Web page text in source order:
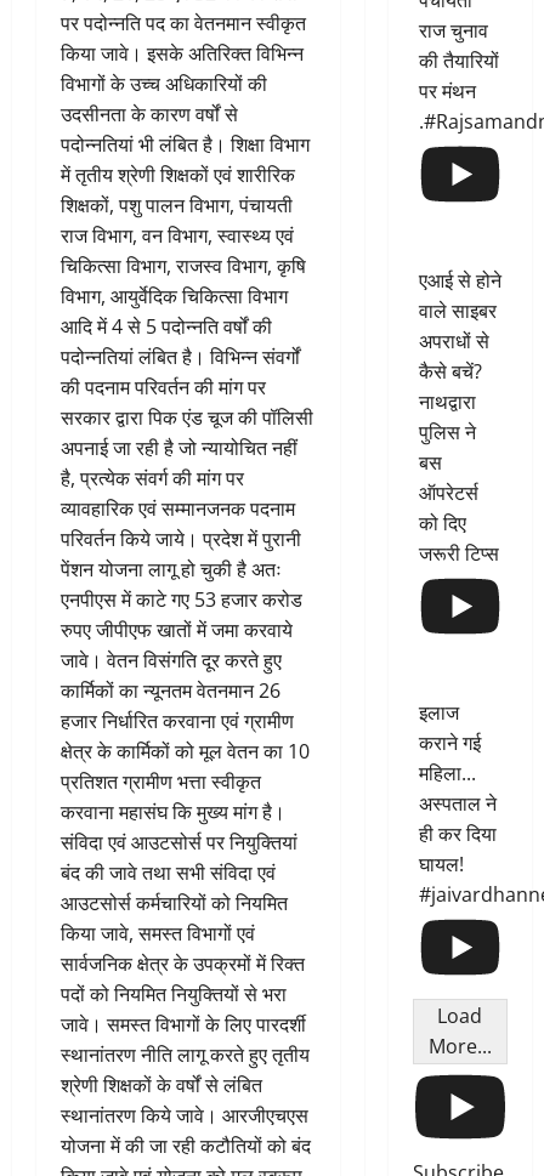
पर पदोन्नति पद का वेतनमान स्वीकृत
किया जावे। इसके अतिरिक्त विभिन्न
विभागों के उच्च अधिकारियों की
उदसीनता के कारण वर्षों से
पदोन्नतियां भी लंबित है। शिक्षा विभाग
में तृतीय श्रेणी शिक्षकों एवं शारीरिक
शिक्षकों, पशु पालन विभाग, पंचायती
राज विभाग, वन विभाग, स्वास्थ्य एवं
चिकित्सा विभाग, राजस्व विभाग, कृषि
विभाग, आयुर्वेदिक चिकित्सा विभाग
आदि में 4 से 5 पदोन्नति वर्षों की
पदोन्नतियां लंबित है। विभिन्न संवर्गों
की पदनाम परिवर्तन की मांग पर
सरकार द्वारा पिक एंड चूज की पॉलिसी
अपनाई जा रही है जो न्यायोचित नहीं
है, प्रत्येक संवर्ग की मांग पर
व्यावहारिक एवं सम्मानजनक पदनाम
परिवर्तन किये जाये। प्रदेश में पुरानी
पेंशन योजना लागू हो चुकी है अतः
एनपीएस में काटे गए 53 हजार करोड
रुपए जीपीएफ खातों में जमा करवाये
जावे। वेतन विसंगति दूर करते हुए
कार्मिकों का न्यूनतम वेतनमान 26
हजार निर्धारित करवाना एवं ग्रामीण
क्षेत्र के कार्मिकों को मूल वेतन का 10
प्रतिशत ग्रामीण भत्ता स्वीकृत
करवाना महासंघ कि मुख्य मांग है।
संविदा एवं आउटसोर्स पर नियुक्तियां
बंद की जावे तथा सभी संविदा एवं
आउटसोर्स कर्मचारियों को नियमित
किया जावे, समस्त विभागों एवं
सार्वजनिक क्षेत्र के उपक्रमों में रिक्त
पदों को नियमित नियुक्तियों से भरा
जावे। समस्त विभागों के लिए पारदर्शी
स्थानांतरण नीति लागू करते हुए तृतीय
श्रेणी शिक्षकों के वर्षों से लंबित
स्थानांतरण किये जावे। आरजीएचएस
योजना में की जा रही कटौतियों को बंद
राज चुनाव
की तैयारियों
पर मंथन
एआई से होने
वाले साइबर
अपराधों से
कैसे बचें?
नाथद्वारा
पुलिस ने
बस
ऑपरेटर्स
को दिए
जरूरी टिप्स
इलाज
कराने गई
महिला...
अस्पताल ने
ही कर दिया
घायल!
Load
More...